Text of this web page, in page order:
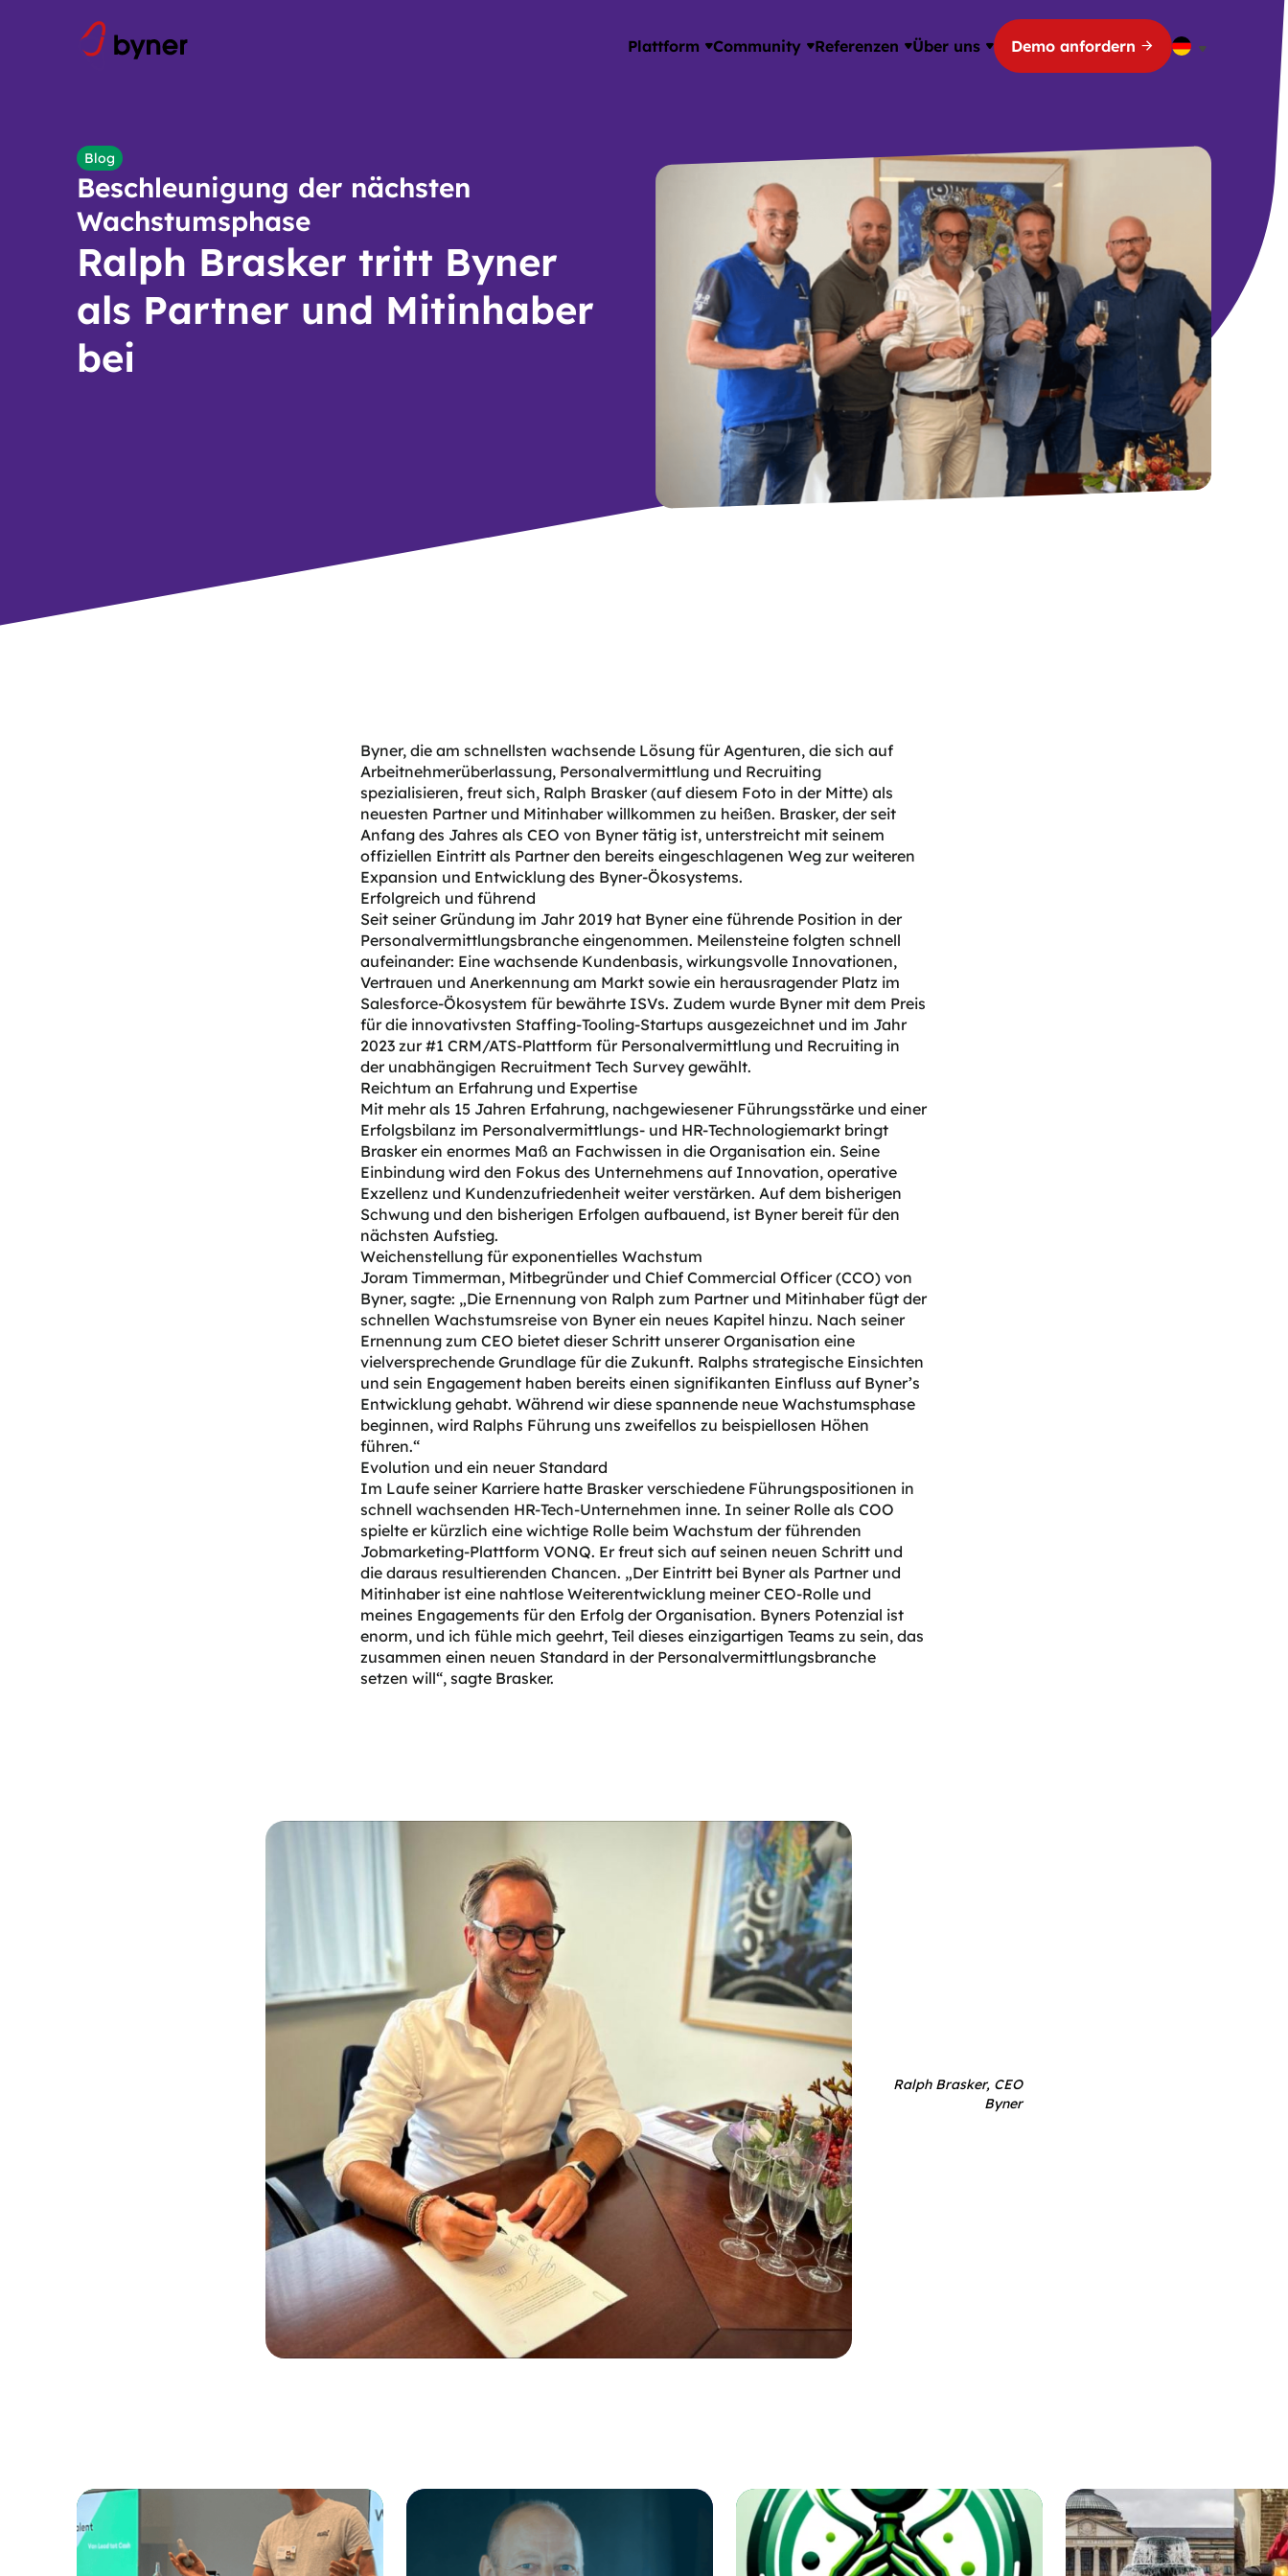
Plattform
Community Referenzen Über uns Demo anfordern
Blog
Beschleunigung der nächsten
Wachstumsphase
Ralph Brasker tritt Byner
als Partner und Mitinhaber
bei
Byner, die am schnellsten wachsende Lösung für Agenturen, die sich auf
Arbeitnehmerüberlassung, Personalvermittlung und Recruiting
spezialisieren, freut sich, Ralph Brasker (auf diesem Foto in der Mitte) als
neuesten Partner und Mitinhaber willkommen zu heißen. Brasker, der seit
Anfang des Jahres als CEO von Byner tätig ist, unterstreicht mit seinem
offiziellen Eintritt als Partner den bereits eingeschlagenen Weg zur weiteren
Expansion und Entwicklung des Byner-Ökosystems.
Erfolgreich und führend
Seit seiner Gründung im Jahr 2019 hat Byner eine führende Position in der
Personalvermittlungsbranche eingenommen. Meilensteine folgten schnell
aufeinander: Eine wachsende Kundenbasis, wirkungsvolle Innovationen,
Vertrauen und Anerkennung am Markt sowie ein herausragender Platz im
Salesforce-Ökosystem für bewährte ISVs. Zudem wurde Byner mit dem Preis
für die innovativsten Staffing-Tooling-Startups ausgezeichnet und im Jahr
2023 zur #1 CRM/ATS-Plattform für Personalvermittlung und Recruiting in
der unabhängigen Recruitment Tech Survey gewählt.
Reichtum an Erfahrung und Expertise
Mit mehr als 15 Jahren Erfahrung, nachgewiesener Führungsstärke und einer
Erfolgsbilanz im Personalvermittlungs- und HR-Technologiemarkt bringt
Brasker ein enormes Maß an Fachwissen in die Organisation ein. Seine
Einbindung wird den Fokus des Unternehmens auf Innovation, operative
Exzellenz und Kundenzufriedenheit weiter verstärken. Auf dem bisherigen
Schwung und den bisherigen Erfolgen aufbauend, ist Byner bereit für den
nächsten Aufstieg.
Weichenstellung für exponentielles Wachstum
Joram Timmerman, Mitbegründer und Chief Commercial Officer (CCO) von
Byner, sagte: „Die Ernennung von Ralph zum Partner und Mitinhaber fügt der
schnellen Wachstumsreise von Byner ein neues Kapitel hinzu. Nach seiner
Ernennung zum CEO bietet dieser Schritt unserer Organisation eine
vielversprechende Grundlage für die Zukunft. Ralphs strategische Einsichten
und sein Engagement haben bereits einen signifikanten Einfluss auf Byner’s
Entwicklung gehabt. Während wir diese spannende neue Wachstumsphase
beginnen, wird Ralphs Führung uns zweifellos zu beispiellosen Höhen
führen.“
Evolution und ein neuer Standard
Im Laufe seiner Karriere hatte Brasker verschiedene Führungspositionen in
schnell wachsenden HR-Tech-Unternehmen inne. In seiner Rolle als COO
spielte er kürzlich eine wichtige Rolle beim Wachstum der führenden
Jobmarketing-Plattform VONQ. Er freut sich auf seinen neuen Schritt und
die daraus resultierenden Chancen. „Der Eintritt bei Byner als Partner und
Mitinhaber ist eine nahtlose Weiterentwicklung meiner CEO-Rolle und
meines Engagements für den Erfolg der Organisation. Byners Potenzial ist
enorm, und ich fühle mich geehrt, Teil dieses einzigartigen Teams zu sein, das
zusammen einen neuen Standard in der Personalvermittlungsbranche
setzen will“, sagte Brasker.
Ralph Brasker, CEO
Byner